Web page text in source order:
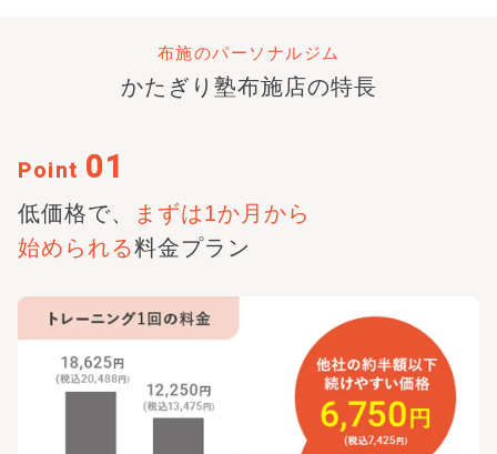
布施のパーソナルジム
かたぎり塾布施店の特長
Point 01
低価格で、
まずは1か月から
始められる料金プラン